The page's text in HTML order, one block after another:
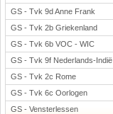
GS - Tvk 9d Anne Frank
GS - Tvk 2b Griekenland
GS - Tvk 6b VOC - WIC
GS - Tvk 9f Nederlands-Indië
GS - Tvk 2c Rome
GS - Tvk 6c Oorlogen
GS - Vensterlessen